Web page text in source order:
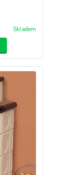
Skladem